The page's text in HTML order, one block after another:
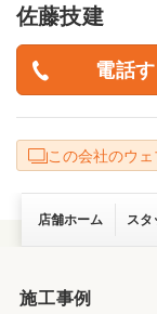
佐藤技建
この会社のウ
店舗ホーム スタ
施工事例